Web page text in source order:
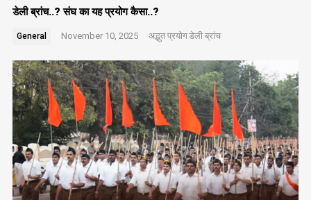
डेली ब्रांच..? संघ का यह प्रयोग कैसा..?
General November 10, 2025 अद्भुत प्रयोगडेली ब्रांच